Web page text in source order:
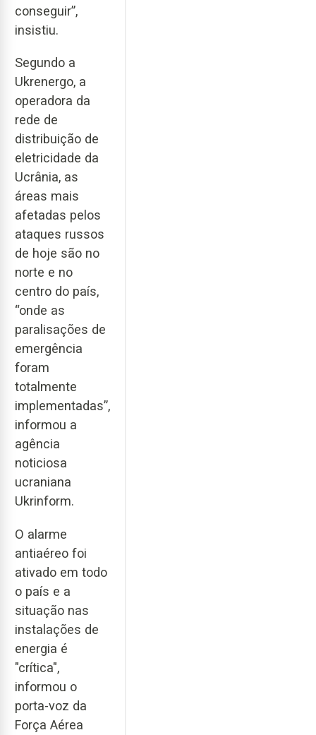
conseguir”,
insistiu.
Segundo a
Ukrenergo, a
operadora da
rede de
distribuição de
eletricidade da
Ucrânia, as
áreas mais
afetadas pelos
ataques russos
de hoje são no
norte e no
centro do país,
“onde as
paralisações de
emergência
foram
totalmente
implementadas”,
informou a
agência
noticiosa
ucraniana
Ukrinform.
O alarme
antiaéreo foi
ativado em todo
o país e a
situação nas
instalações de
energia é
"crítica",
informou o
porta-voz da
Força Aérea